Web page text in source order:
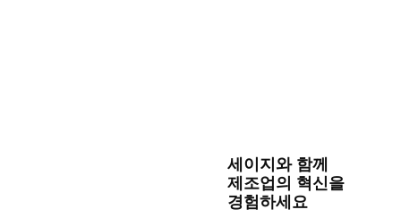
세이지와 함께
제조업의 혁신을
경험하세요